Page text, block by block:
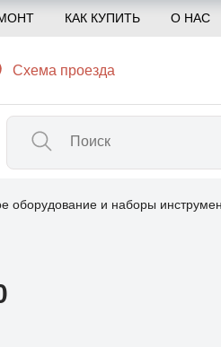
КАК КУПИТЬ О НАС
Схема проезда
оборудование и наборы